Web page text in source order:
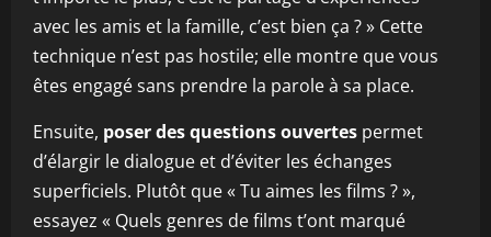
avec les amis et la famille, c’est bien ça ? » Cette
technique n’est pas hostile; elle montre que vous
êtes engagé sans prendre la parole à sa place.
Ensuite, poser des questions ouvertes permet
d’élargir le dialogue et d’éviter les échanges
superficiels. Plutôt que « Tu aimes les films ? »,
essayez « Quels genres de films t’ont marqué